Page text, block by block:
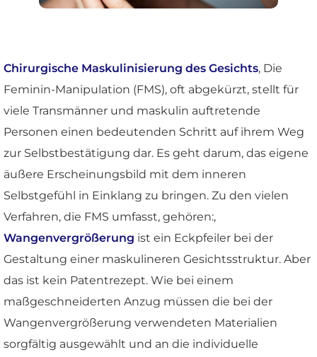
Chirurgische Maskulinisierung des Gesichts, Die
Feminin-Manipulation (FMS), oft abgekürzt, stellt für
viele Transmänner und maskulin auftretende
Personen einen bedeutenden Schritt auf ihrem Weg
zur Selbstbestätigung dar. Es geht darum, das eigene
äußere Erscheinungsbild mit dem inneren
Selbstgefühl in Einklang zu bringen. Zu den vielen
Verfahren, die FMS umfasst, gehören:,
Wangenvergrößerung ist ein Eckpfeiler bei der
Gestaltung einer maskulineren Gesichtsstruktur. Aber
das ist kein Patentrezept. Wie bei einem
maßgeschneiderten Anzug müssen die bei der
Wangenvergrößerung verwendeten Materialien
sorgfältig ausgewählt und an die individuelle